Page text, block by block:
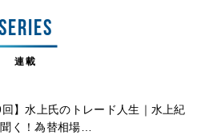
連載
回】水上氏のトレード人生｜水上紀
く！為替相場…